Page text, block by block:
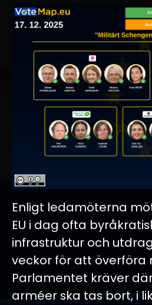
Enligt ledamöterna
EU i dag ofta
infrastruktur och
veckor för att överföra
Parlamentet kräver
arméer ska tas bort, i